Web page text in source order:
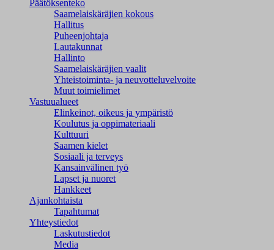
Päätöksenteko
Saamelaiskäräjien kokous
Hallitus
Puheenjohtaja
Lautakunnat
Hallinto
Saamelaiskäräjien vaalit
Yhteistoiminta- ja neuvotteluvelvoite
Muut toimielimet
Vastuualueet
Elinkeinot, oikeus ja ympäristö
Koulutus ja oppimateriaali
Kulttuuri
Saamen kielet
Sosiaali ja terveys
Kansainvälinen työ
Lapset ja nuoret
Hankkeet
Ajankohtaista
Tapahtumat
Yhteystiedot
Laskutustiedot
Media